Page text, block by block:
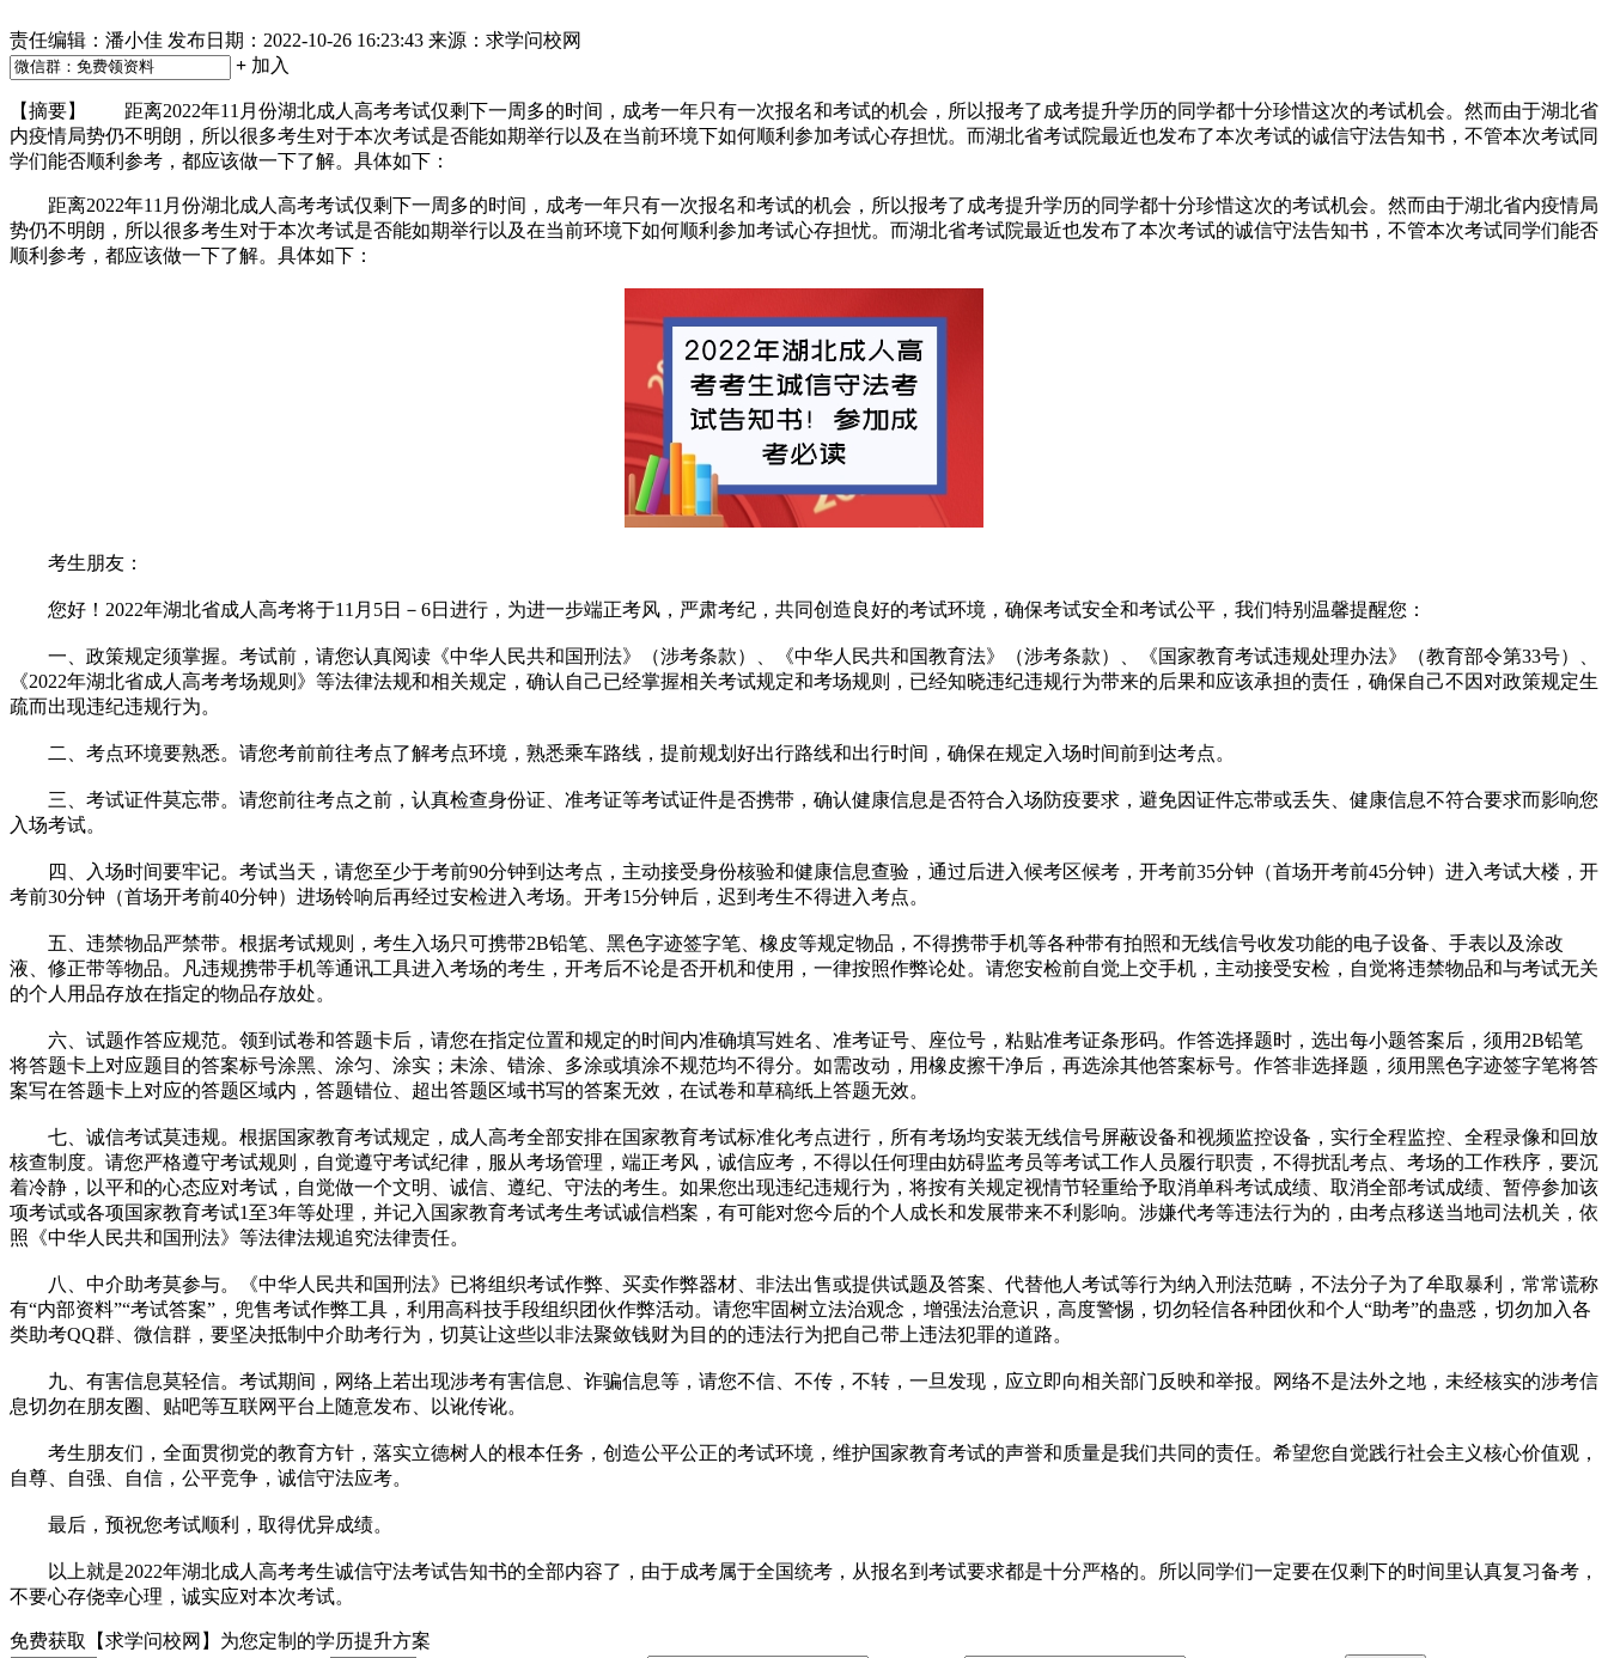
责任编辑：潘小佳 发布日期：2022-10-26 16:23:43 来源：求学问校网
+ 加入
【摘要】 距离2022年11月份湖北成人高考考试仅剩下一周多的时间，成考一年只有一次报名和考试的机会，所以报考了成考提升学历的同学都十分珍惜这次的考试机会。然而由于湖北省
内疫情局势仍不明朗，所以很多考生对于本次考试是否能如期举行以及在当前环境下如何顺利参加考试心存担忧。而湖北省考试院最近也发布了本次考试的诚信守法告知书，不管本次考试同
学们能否顺利参考，都应该做一下了解。具体如下：
距离2022年11月份湖北成人高考考试仅剩下一周多的时间，成考一年只有一次报名和考试的机会，所以报考了成考提升学历的同学都十分珍惜这次的考试机会。然而由于湖北省内疫情局
势仍不明朗，所以很多考生对于本次考试是否能如期举行以及在当前环境下如何顺利参加考试心存担忧。而湖北省考试院最近也发布了本次考试的诚信守法告知书，不管本次考试同学们能否
顺利参考，都应该做一下了解。具体如下：
考生朋友：
您好！2022年湖北省成人高考将于11月5日－6日进行，为进一步端正考风，严肃考纪，共同创造良好的考试环境，确保考试安全和考试公平，我们特别温馨提醒您：
一、政策规定须掌握。考试前，请您认真阅读《中华人民共和国刑法》（涉考条款）、《中华人民共和国教育法》（涉考条款）、《国家教育考试违规处理办法》（教育部令第33号）、
《2022年湖北省成人高考考场规则》等法律法规和相关规定，确认自己已经掌握相关考试规定和考场规则，已经知晓违纪违规行为带来的后果和应该承担的责任，确保自己不因对政策规定生
疏而出现违纪违规行为。
二、考点环境要熟悉。请您考前前往考点了解考点环境，熟悉乘车路线，提前规划好出行路线和出行时间，确保在规定入场时间前到达考点。
三、考试证件莫忘带。请您前往考点之前，认真检查身份证、准考证等考试证件是否携带，确认健康信息是否符合入场防疫要求，避免因证件忘带或丢失、健康信息不符合要求而影响您
入场考试。
四、入场时间要牢记。考试当天，请您至少于考前90分钟到达考点，主动接受身份核验和健康信息查验，通过后进入候考区候考，开考前35分钟（首场开考前45分钟）进入考试大楼，开
考前30分钟（首场开考前40分钟）进场铃响后再经过安检进入考场。开考15分钟后，迟到考生不得进入考点。
五、违禁物品严禁带。根据考试规则，考生入场只可携带2B铅笔、黑色字迹签字笔、橡皮等规定物品，不得携带手机等各种带有拍照和无线信号收发功能的电子设备、手表以及涂改
液、修正带等物品。凡违规携带手机等通讯工具进入考场的考生，开考后不论是否开机和使用，一律按照作弊论处。请您安检前自觉上交手机，主动接受安检，自觉将违禁物品和与考试无关
的个人用品存放在指定的物品存放处。
六、试题作答应规范。领到试卷和答题卡后，请您在指定位置和规定的时间内准确填写姓名、准考证号、座位号，粘贴准考证条形码。作答选择题时，选出每小题答案后，须用2B铅笔
将答题卡上对应题目的答案标号涂黑、涂匀、涂实；未涂、错涂、多涂或填涂不规范均不得分。如需改动，用橡皮擦干净后，再选涂其他答案标号。作答非选择题，须用黑色字迹签字笔将答
案写在答题卡上对应的答题区域内，答题错位、超出答题区域书写的答案无效，在试卷和草稿纸上答题无效。
七、诚信考试莫违规。根据国家教育考试规定，成人高考全部安排在国家教育考试标准化考点进行，所有考场均安装无线信号屏蔽设备和视频监控设备，实行全程监控、全程录像和回放
核查制度。请您严格遵守考试规则，自觉遵守考试纪律，服从考场管理，端正考风，诚信应考，不得以任何理由妨碍监考员等考试工作人员履行职责，不得扰乱考点、考场的工作秩序，要沉
着冷静，以平和的心态应对考试，自觉做一个文明、诚信、遵纪、守法的考生。如果您出现违纪违规行为，将按有关规定视情节轻重给予取消单科考试成绩、取消全部考试成绩、暂停参加该
项考试或各项国家教育考试1至3年等处理，并记入国家教育考试考生考试诚信档案，有可能对您今后的个人成长和发展带来不利影响。涉嫌代考等违法行为的，由考点移送当地司法机关，依
照《中华人民共和国刑法》等法律法规追究法律责任。
八、中介助考莫参与。《中华人民共和国刑法》已将组织考试作弊、买卖作弊器材、非法出售或提供试题及答案、代替他人考试等行为纳入刑法范畴，不法分子为了牟取暴利，常常谎称
有“内部资料”“考试答案”，兜售考试作弊工具，利用高科技手段组织团伙作弊活动。请您牢固树立法治观念，增强法治意识，高度警惕，切勿轻信各种团伙和个人“助考”的蛊惑，切勿加入各
类助考QQ群、微信群，要坚决抵制中介助考行为，切莫让这些以非法聚敛钱财为目的的违法行为把自己带上违法犯罪的道路。
九、有害信息莫轻信。考试期间，网络上若出现涉考有害信息、诈骗信息等，请您不信、不传，不转，一旦发现，应立即向相关部门反映和举报。网络不是法外之地，未经核实的涉考信
息切勿在朋友圈、贴吧等互联网平台上随意发布、以讹传讹。
考生朋友们，全面贯彻党的教育方针，落实立德树人的根本任务，创造公平公正的考试环境，维护国家教育考试的声誉和质量是我们共同的责任。希望您自觉践行社会主义核心价值观，
自尊、自强、自信，公平竞争，诚信守法应考。
最后，预祝您考试顺利，取得优异成绩。
以上就是2022年湖北成人高考考生诚信守法考试告知书的全部内容了，由于成考属于全国统考，从报名到考试要求都是十分严格的。所以同学们一定要在仅剩下的时间里认真复习备考，
不要心存侥幸心理，诚实应对本次考试。
免费获取 【求学问校网】 为您定制的学历提升方案